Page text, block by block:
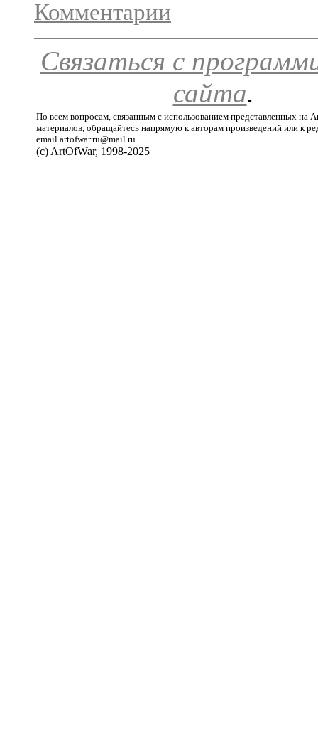
Комментарии
Связаться с
сайта.
По всем вопросам, связанным с использованием представленных на
материалов, обращайтесь напрямую к авторам произведений или к
email artofwar.ru@mail.ru
(с) ArtOfWar, 1998-2025